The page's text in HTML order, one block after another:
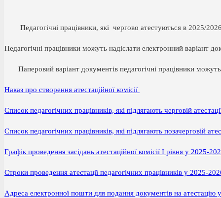
Педагогічні працівники, які чергово атестуються в 2025/2026
Педагогічні працівники можуть надіслати електронний варіант
Паперовий варіант документів педагогічні працівники можуть
Наказ про створення атестаційної комісії
Список педагогічних працівників, які підлягають черговій
Список педагогічних працівників, які підлягають позачерговій
Графік проведення засідань атестаційної комісії І рівня у 2025-
Строки проведення атестації педагогічних працівників у 2025-
Адреса електронної пошти для подання документів на атестацію